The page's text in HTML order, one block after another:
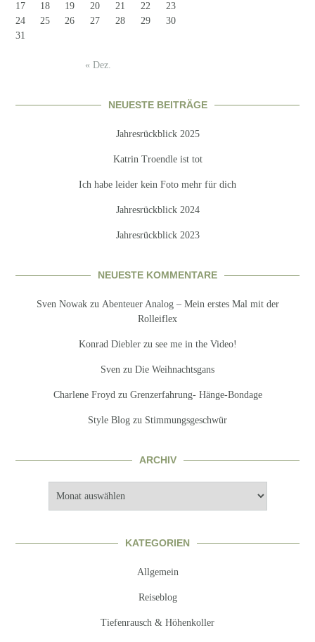
17
18 19 20 21 22
23
24
25 26 27 28 29
30
31
« Dez.
NEUESTE BEITRÄGE
Jahresrückblick 2025
Katrin Troendle ist tot
Ich habe leider kein Foto mehr für dich
Jahresrückblick 2024
Jahresrückblick 2023
NEUESTE KOMMENTARE
Sven Nowakzu Abenteuer Analog – Mein erstes Mal mit der
Rolleiflex
Konrad Dieblerzu see me in the Video!
Sven zu Die Weihnachtsgans
Charlene Froydzu Grenzerfahrung- Hänge-Bondage
Style Blog zu Stimmungsgeschwür
ARCHIV
KATEGORIEN
Allgemein
Reiseblog
Tiefenrausch & Höhenkoller